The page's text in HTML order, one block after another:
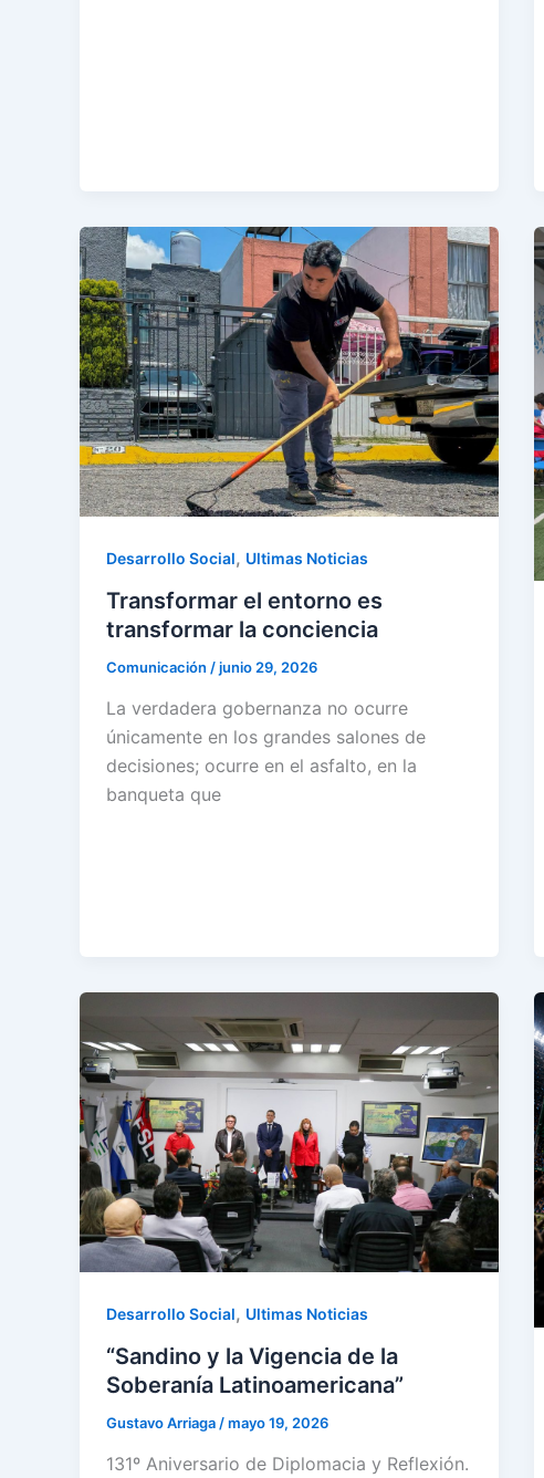
Desarrollo Social, Ultimas Noticias
Transformar el entorno es
transformar la conciencia
Comunicación /junio 29, 2026
La verdadera gobernanza no ocurre
únicamente en los grandes salones de
decisiones; ocurre en el asfalto, en la
banqueta que
Desarrollo Social, Ultimas Noticias
“Sandino y la Vigencia de la
Soberanía Latinoamericana”
Gustavo Arriaga /mayo 19, 2026
131º Aniversario de Diplomacia y Reflexión.